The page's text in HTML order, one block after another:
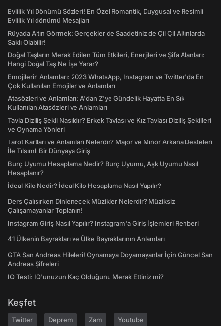
Evlilik Yıl Dönümü Sözleri! En Özel Romantik, Duygusal ve Resimli
Evlilik Yıl dönümü Mesajları
Rüyada Altın Görmek: Gerçekler de Saadetiniz de Çil Çil Altınlarda
Saklı Olabilir!
Doğal Taşların Merak Edilen Tüm Etkileri, Enerjileri ve Şifa Alanları:
Hangi Doğal Taş Ne İşe Yarar?
Emojilerin Anlamları: 2023 WhatsApp, Instagram ve Twitter'da En
Çok Kullanılan Emojiler ve Anlamları
Atasözleri ve Anlamları: A'dan Z'ye Gündelik Hayatta En Sık
Kullanılan Atasözleri ve Anlamları
Tavla Diziliş Şekli Nasıldır? Erkek Tavlası ve Kız Tavlası Diziliş Şekilleri
ve Oynama Yönleri
Tarot Kartları ve Anlamları Nelerdir? Majör ve Minör Arkana Desteleri
İle Tılsımlı Bir Dünyaya Giriş
Burç Uyumu Hesaplama Nedir? Burç Uyumu, Aşk Uyumu Nasıl
Hesaplanır?
İdeal Kilo Nedir? İdeal Kilo Hesaplama Nasıl Yapılır?
Ders Çalışırken Dinlenecek Müzikler Nelerdir? Müziksiz
Çalışamayanlar Toplanın!
Instagram Giriş Nasıl Yapılır? Instagram'a Giriş İşlemleri Rehberi
41 Ülkenin Bayrakları ve Ülke Bayraklarının Anlamları
GTA San Andreas Hileleri! Oynamaya Doyamayanlar İçin Güncel San
Andreas Şifreleri
IQ Testi: IQ'unuzun Kaç Olduğunu Merak Ettiniz mi?
Keşfet
Twitter Deprem Zam Youtube